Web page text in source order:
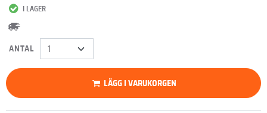
I LAGER
ANTAL
LÄGG I VARUKORGEN